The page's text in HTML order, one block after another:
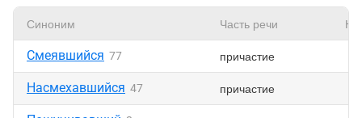
Синоним Часть речи
Смеявшийся 77 причастие
Насмехавшийся 47 причастие